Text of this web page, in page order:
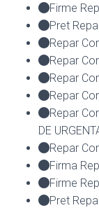
Firme
Pret
Repar
Repar
Repar
Repar
Repar
DE
Repar
Firma
Firme
Pret